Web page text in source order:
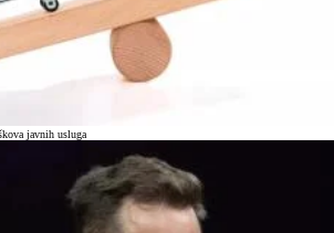
javnih usluga